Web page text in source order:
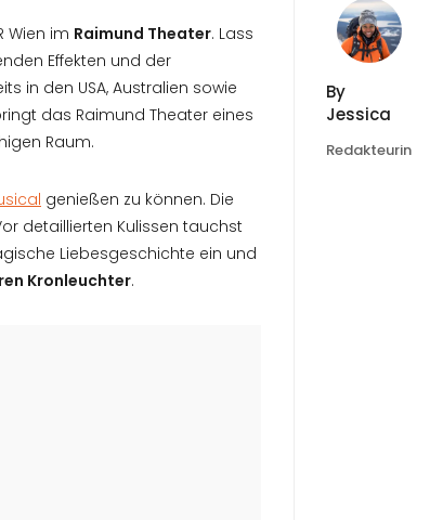
Wien im Raimund Theater. Lass
Effekten und der
in den USA, Australien sowie
das Raimund Theater eines
Raum.
genießen zu können. Die
detaillierten Kulissen tauchst
Liebesgeschichte ein und
Kronleuchter.
By
Jessica
Redakteurin